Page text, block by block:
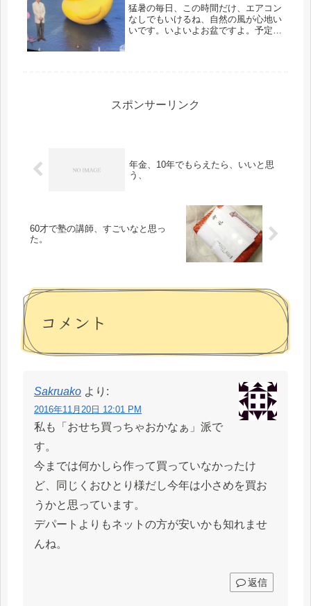
猛暑の毎日、この時間だけ、エアコン
なしでもいけるね、自然の風が心地い
いです。いよいよお盆ですよ。予定し
スポンサーリンク
年金、10年でもらえたら、いいと思
う、
60才で塾の講師、すごいなと思っ
た。
コメント
Sakruako より:
2016年11月20日 12:01 PM
私も「おせち買っちゃおかなぁ」派で
す。
今までは何かしら作って買っていなかったけ
ど、同じくおひとり様だし今年は小さめを買お
うかと思っています。
デパートよりもネットの方が安いかも知れませ
んね。
返信